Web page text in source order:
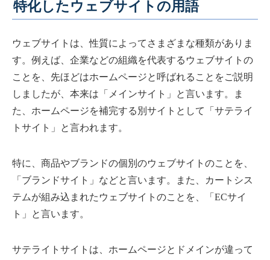
特化したウェブサイトの用語
ウェブサイトは、性質によってさまざまな種類がありま
す。例えば、企業などの組織を代表するウェブサイトの
ことを、先ほどはホームページと呼ばれることをご説明
しましたが、本来は「メインサイト」と言います。ま
た、ホームページを補完する別サイトとして「サテライ
トサイト」と言われます。
特に、商品やブランドの個別のウェブサイトのことを、
「ブランドサイト」などと言います。また、カートシス
テムが組み込まれたウェブサイトのことを、「ECサイ
ト」と言います。
サテライトサイトは、ホームページとドメインが違って